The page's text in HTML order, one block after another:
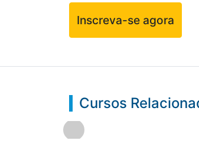
Inscreva-se agora
Cursos